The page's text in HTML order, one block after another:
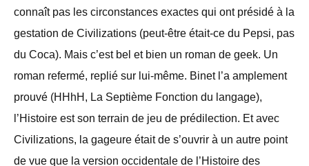
connaît pas les circonstances exactes qui ont présidé à la
gestation de Civilizations (peut-être était-ce du Pepsi, pas
du Coca). Mais c’est bel et bien un roman de geek. Un
roman refermé, replié sur lui-même. Binet l’a amplement
prouvé (HHhH, La Septième Fonction du langage),
l’Histoire est son terrain de jeu de prédilection. Et avec
Civilizations, la gageure était de s’ouvrir à un autre point
de vue que la version occidentale de l’Histoire des